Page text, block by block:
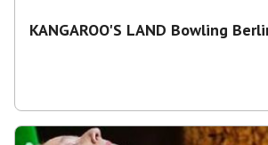
KANGAROO'S LAND Bowling